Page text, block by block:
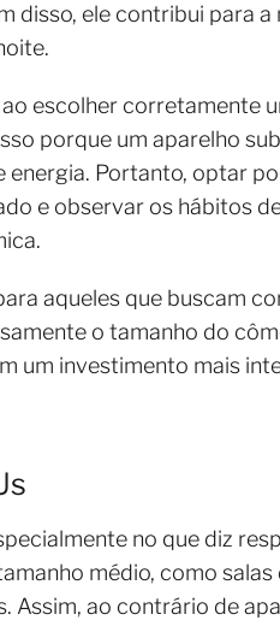
disso, ele contribui para a
escolher corretamente
porque um aparelho
Portanto, optar
e observar os hábitos
aqueles que buscam
o tamanho do
um investimento mais
no que diz
médio, como salas
Assim, ao contrário de